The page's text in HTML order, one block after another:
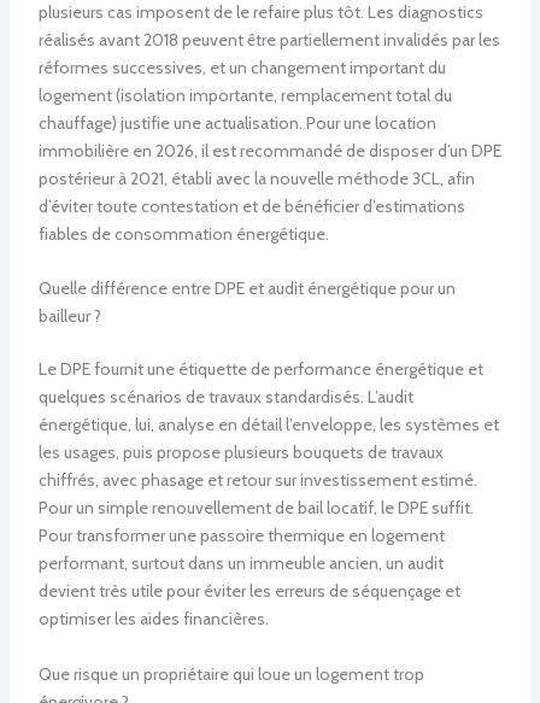
plusieurs cas imposent de le refaire plus tôt. Les diagnostics
réalisés avant 2018 peuvent être partiellement invalidés par les
réformes successives, et un changement important du
logement (isolation importante, remplacement total du
chauffage) justifie une actualisation. Pour une location
immobilière en 2026, il est recommandé de disposer d’un DPE
postérieur à 2021, établi avec la nouvelle méthode 3CL, afin
d’éviter toute contestation et de bénéficier d’estimations
fiables de consommation énergétique.
Quelle différence entre DPE et audit énergétique pour un
bailleur ?
Le DPE fournit une étiquette de performance énergétique et
quelques scénarios de travaux standardisés. L’audit
énergétique, lui, analyse en détail l’enveloppe, les systèmes et
les usages, puis propose plusieurs bouquets de travaux
chiffrés, avec phasage et retour sur investissement estimé.
Pour un simple renouvellement de bail locatif, le DPE suffit.
Pour transformer une passoire thermique en logement
performant, surtout dans un immeuble ancien, un audit
devient très utile pour éviter les erreurs de séquençage et
optimiser les aides financières.
Que risque un propriétaire qui loue un logement trop